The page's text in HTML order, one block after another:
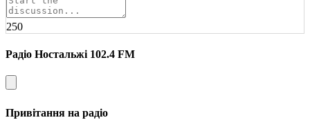
250
Радіо Ностальжі 102.4 FM
Привітання на радіо